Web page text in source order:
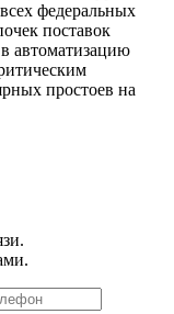
федеральных
поставок
автоматизацию
простоев на